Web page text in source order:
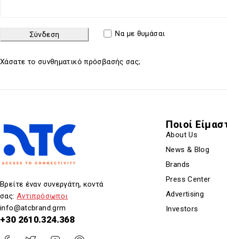
Να με θυμάσαι
Σύνδεση
Χάσατε το συνθηματικό πρόσβασής σας;
Βρείτε έναν συνεργάτη, κοντά
σας: Αντιπρόσωποι
info@atcbrand.grm
+30 2610.324.368
Ποιοί
About Us
News & Blog
Brands
Press Center
Advertising
Investors